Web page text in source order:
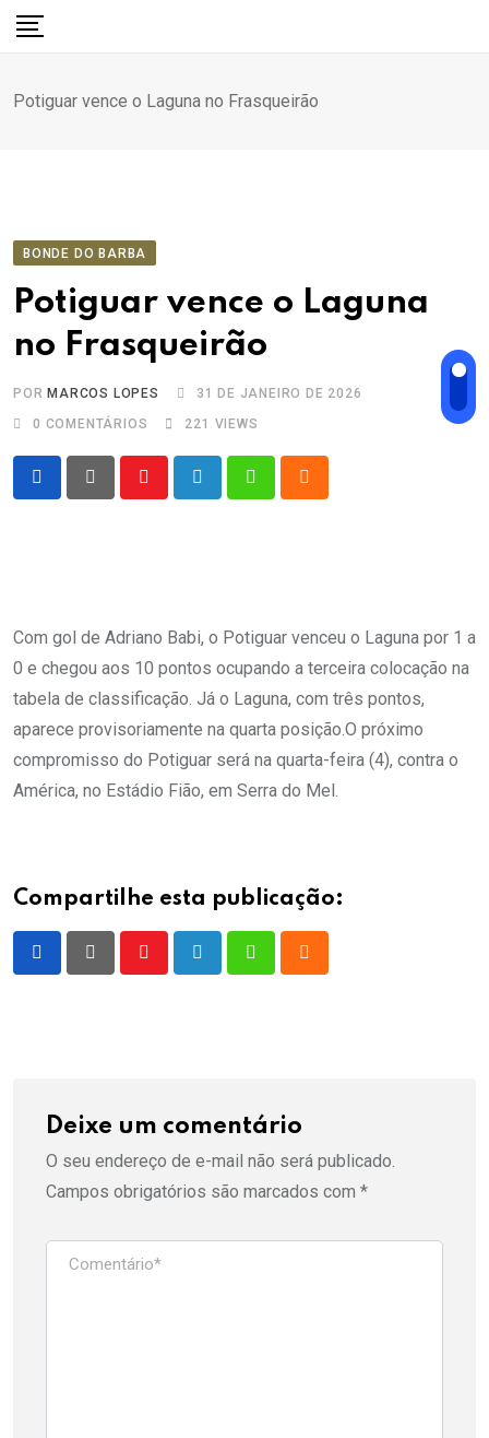
para
conteúdo
Potiguar vence o Laguna no Frasqueirão
BONDE DO BARBA
Potiguar vence o Laguna
no Frasqueirão
POR MARCOS LOPES
31 DE JANEIRO DE 2026
0 COMENTÁRIOS 221 VIEWS
Com gol de Adriano Babi, o Potiguar venceu o Laguna por 1 a
0 e chegou aos 10 pontos ocupando a terceira colocação na
tabela de classificação. Já o Laguna, com três pontos,
aparece provisoriamente na quarta posição.O próximo
compromisso do Potiguar será na quarta-feira (4), contra o
América, no Estádio Fião, em Serra do Mel.
Compartilhe esta publicação:
Deixe um comentário
O seu endereço de e-mail não será publicado.
Campos obrigatórios são marcados com *